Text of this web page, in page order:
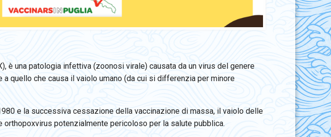
è una patologia infettiva (zoonosi virale) causata da un virus del genere
quello che causa il vaiolo umano (da cui si differenzia per minore
e la successiva cessazione della vaccinazione di massa, il vaiolo delle
potenzialmente pericoloso per la salute pubblica.